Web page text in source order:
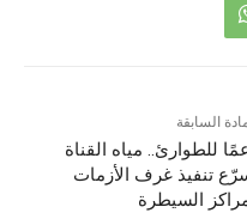
السابقة
للطوارئ.. مياه القناة
تنفيذ غرف الأزمات
السيطرة